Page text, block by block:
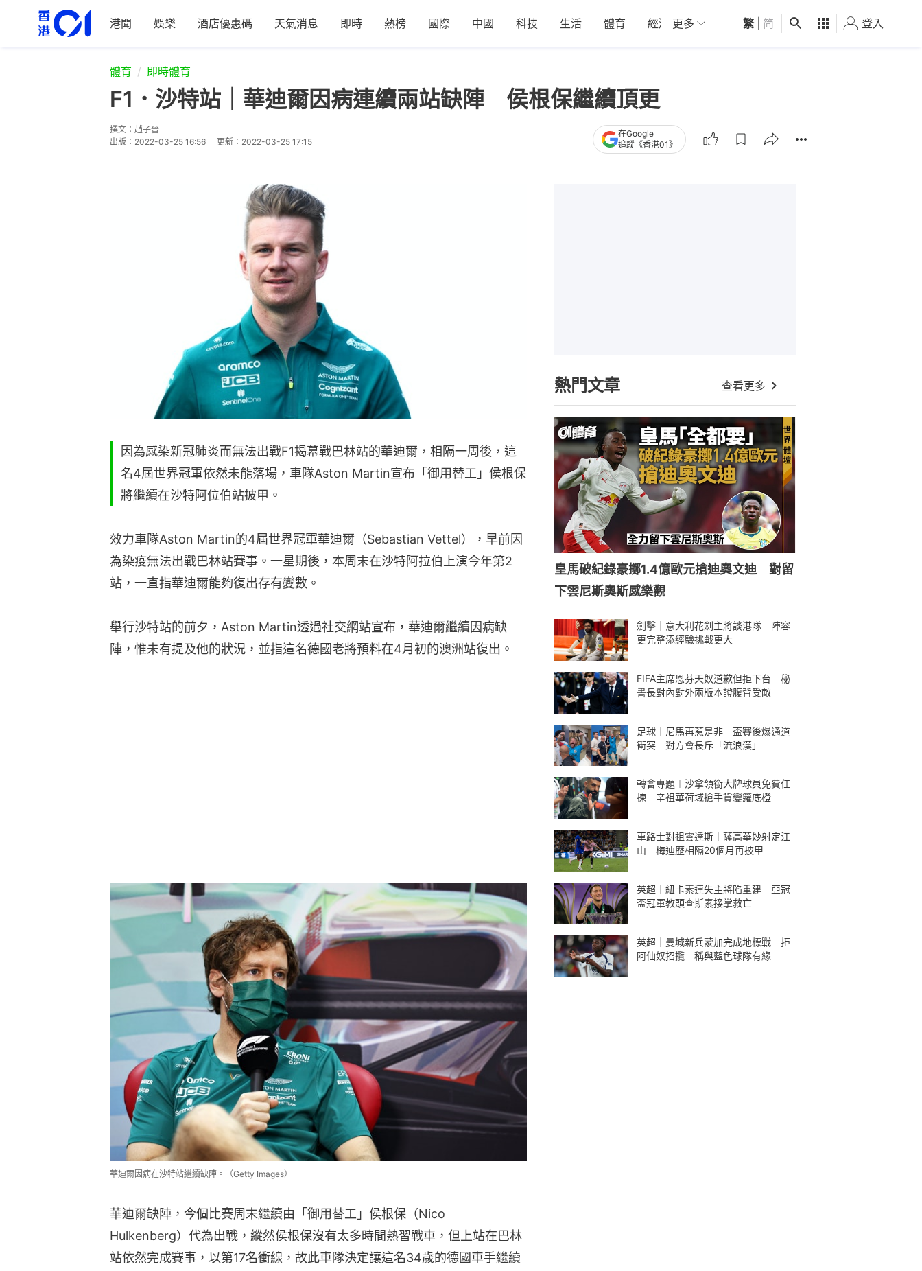
港聞 娛樂 酒店優惠碼 天氣消息 即時 熱榜 國際 中國 科技 生活 體育 經濟 01深圳 觀點 健康 好食玩飛
更多 繁 简 登入
體育 即時體育
F1．沙特站｜華迪爾因病連續兩站缺陣 侯根保繼續頂更
撰文： 趙子晉
出版： 2022-03-25 16:56 更新： 2022-03-25 17:15
在Google
追蹤《香港01》
因為感染新冠肺炎而無法出戰F1揭幕戰巴林站的華迪爾，相隔一周後，這
名4屆世界冠軍依然未能落場，車隊Aston Martin宣布「御用替工」侯根保
將繼續在沙特阿位伯站披甲。
效力車隊Aston Martin的4屆世界冠軍華迪爾（Sebastian Vettel），早前因
為染疫無法出戰巴林站賽事。一星期後，本周末在沙特阿拉伯上演今年第2
站，一直指華迪爾能夠復出存有變數。
舉行沙特站的前夕，Aston Martin透過社交網站宣布，華迪爾繼續因病缺
陣，惟未有提及他的狀況，並指這名德國老將預料在4月初的澳洲站復出。
華迪爾因病在沙特站繼續缺陣。（Getty Images）
華迪爾缺陣，今個比賽周末繼續由「御用替工」侯根保（Nico
Hulkenberg）代為出戰，縱然侯根保沒有太多時間熟習戰車，但上站在巴林
站依然完成賽事，以第17名衝線，故此車隊決定讓這名34歲的德國車手繼續
熱門文章 查看更多
皇馬破紀錄豪擲1.4億歐元搶迪奧文迪 對留
下雲尼斯奧斯感樂觀
劍擊｜意大利花劍主將談港隊 陣容
更完整添經驗挑戰更大
FIFA主席恩芬天奴道歉但拒下台 秘
書長對內對外兩版本證腹背受敵
足球｜尼馬再惹是非 盃賽後爆通道
衝突 對方會長斥「流浪漢」
轉會專題︱沙拿領銜大牌球員免費任
揀 辛祖華荷域搶手貨變籮底橙
車路士對祖雲達斯｜薩高華妙射定江
山 梅迪歷相隔20個月再披甲
英超｜紐卡素連失主將陷重建 亞冠
盃冠軍教頭查斯素接掌救亡
英超｜曼城新兵蒙加完成地標戰 拒
阿仙奴招攬 稱與藍色球隊有緣